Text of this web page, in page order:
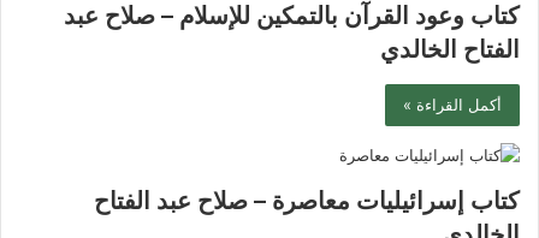
كتاب وعود القرآن بالتمكين للإسلام – صلاح عبد
الفتاح الخالدي
أكمل القراءة »
كتاب إسرائيليات معاصرة – صلاح عبد الفتاح